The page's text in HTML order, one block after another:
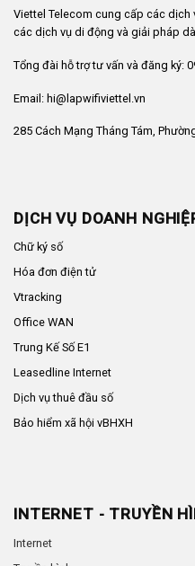
Viettel Telecom cung cấp các dịch
các dịch vụ di động và giải pháp
Tổng đài hỗ trợ tư vấn và đăng ký:
Email: hi@lapwifiviettel.vn
285 Cách Mạng Tháng Tám,
DỊCH VỤ DOANH
Chữ ký số
Hóa đơn điện tử
Vtracking
Office WAN
Trung Kế Số E1
Leasedline Internet
Dịch vụ thuê đầu số
Bảo hiểm xã hội vBHXH
INTERNET - TRUYỀN
Internet